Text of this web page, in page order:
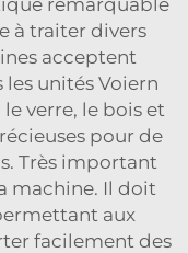
à traiter divers
acceptent
unités Voiern
verre, le bois et
pour de
Très important
machine. Il doit
aux
facilement des